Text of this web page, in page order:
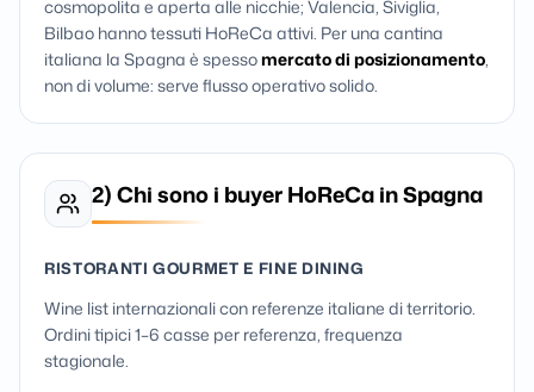
cosmopolita e aperta alle nicchie; Valencia, Siviglia,
Bilbao hanno tessuti HoReCa attivi. Per una cantina
italiana la Spagna è spessomercato di posizionamento,
non di volume: serve flusso operativo solido.
2) Chi sono i buyer HoReCa in Spagna
RISTORANTI GOURMET E FINE DINING
Wine list internazionali con referenze italiane di territorio.
Ordini tipici 1–6 casse per referenza, frequenza
stagionale.